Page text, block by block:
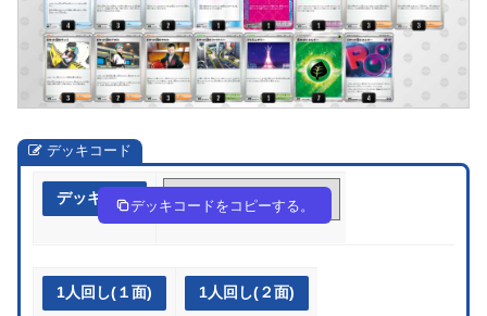
デッキコード
デッキ作成 QH9Lng-LeS16j-gPQ9gg
デッキコードをコピーする。
1人回し(１面) 1人回し(２面)